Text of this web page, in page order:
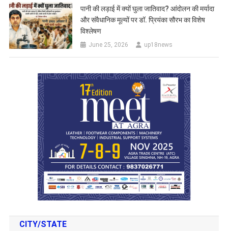
पानी की लड़ाई में क्यों घुला जातिवाद? आंदोलन की मर्यादा
और संवैधानिक मूल्यों पर डॉ. प्रियंका सौरभ का विशेष
विश्लेषण
June 25, 2026 up18news
CITY/STATE